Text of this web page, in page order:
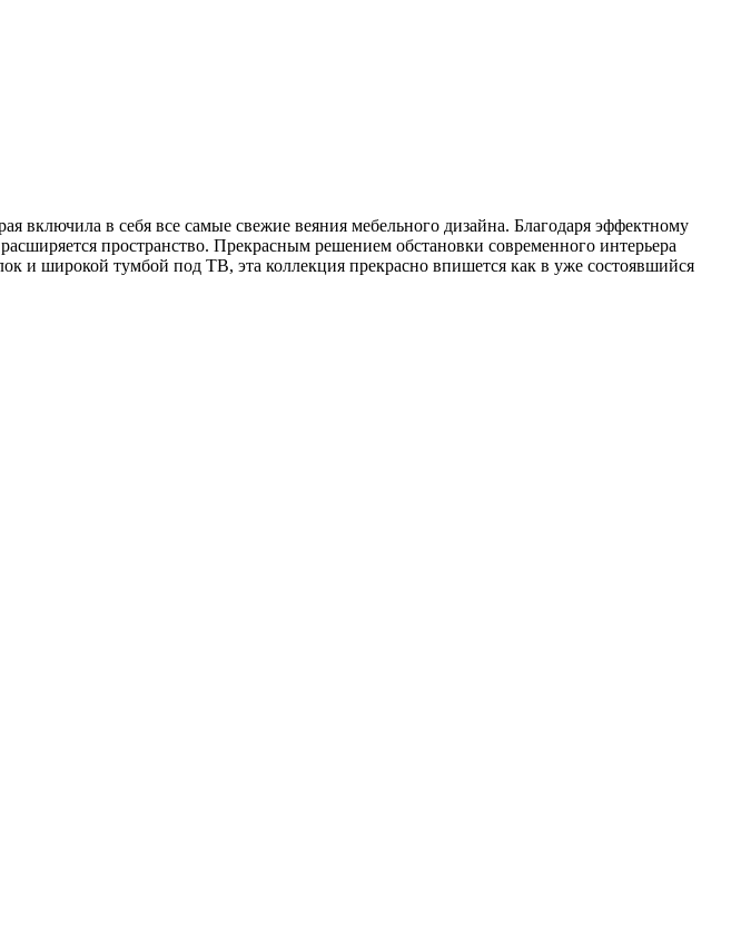
включила в себя все самые свежие веяния мебельного дизайна. Благодаря эффектному
пространство. Прекрасным решением обстановки современного интерьера
и широкой тумбой под ТВ, эта коллекция прекрасно впишется как в уже состоявшийся